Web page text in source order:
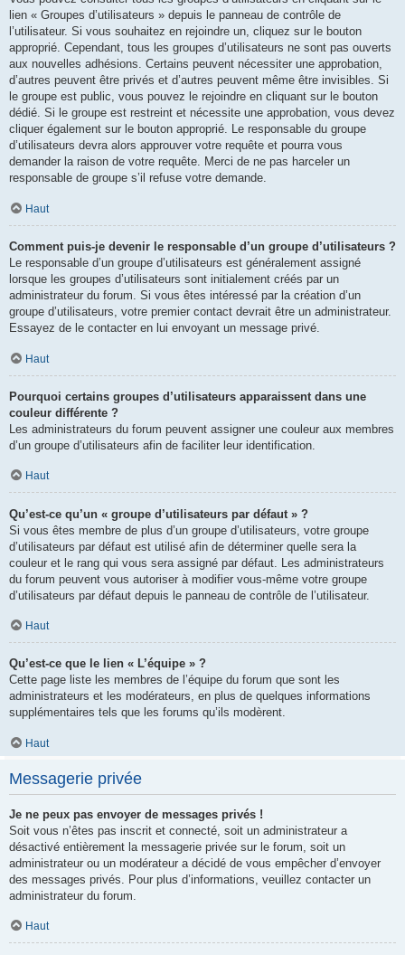
lien « Groupes d’utilisateurs » depuis le panneau de contrôle de
l’utilisateur. Si vous souhaitez en rejoindre un, cliquez sur le bouton
approprié. Cependant, tous les groupes d’utilisateurs ne sont pas ouverts
aux nouvelles adhésions. Certains peuvent nécessiter une approbation,
d’autres peuvent être privés et d’autres peuvent même être invisibles. Si
le groupe est public, vous pouvez le rejoindre en cliquant sur le bouton
dédié. Si le groupe est restreint et nécessite une approbation, vous devez
cliquer également sur le bouton approprié. Le responsable du groupe
d’utilisateurs devra alors approuver votre requête et pourra vous
demander la raison de votre requête. Merci de ne pas harceler un
responsable de groupe s’il refuse votre demande.
Haut
Comment puis-je devenir le responsable d’un groupe d’utilisateurs ?
Le responsable d’un groupe d’utilisateurs est généralement assigné
lorsque les groupes d’utilisateurs sont initialement créés par un
administrateur du forum. Si vous êtes intéressé par la création d’un
groupe d’utilisateurs, votre premier contact devrait être un administrateur.
Essayez de le contacter en lui envoyant un message privé.
Haut
Pourquoi certains groupes d’utilisateurs apparaissent dans une
couleur différente ?
Les administrateurs du forum peuvent assigner une couleur aux membres
d’un groupe d’utilisateurs afin de faciliter leur identification.
Haut
Qu’est-ce qu’un « groupe d’utilisateurs par défaut » ?
Si vous êtes membre de plus d’un groupe d’utilisateurs, votre groupe
d’utilisateurs par défaut est utilisé afin de déterminer quelle sera la
couleur et le rang qui vous sera assigné par défaut. Les administrateurs
du forum peuvent vous autoriser à modifier vous-même votre groupe
d’utilisateurs par défaut depuis le panneau de contrôle de l’utilisateur.
Haut
Qu’est-ce que le lien « L’équipe » ?
Cette page liste les membres de l’équipe du forum que sont les
administrateurs et les modérateurs, en plus de quelques informations
supplémentaires tels que les forums qu’ils modèrent.
Haut
Messagerie privée
Je ne peux pas envoyer de messages privés !
Soit vous n’êtes pas inscrit et connecté, soit un administrateur a
désactivé entièrement la messagerie privée sur le forum, soit un
administrateur ou un modérateur a décidé de vous empêcher d’envoyer
des messages privés. Pour plus d’informations, veuillez contacter un
administrateur du forum.
Haut